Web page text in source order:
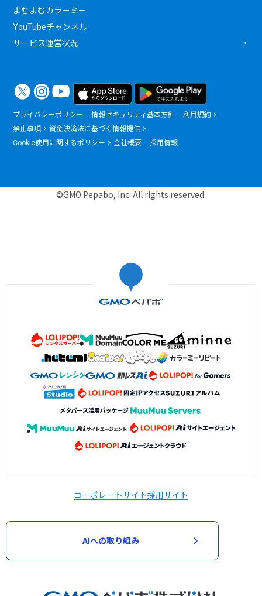
よむよむカラーミー
YouTubeチャンネル
サービス運営状況
プライバシーポリシー 情報セキュリティ基本方針
利用規約
禁止事項
資金決済法に基づく情報提供
Cookie使用に関するポリシー
会社概要 採用情報
©GMO Pepabo, Inc. All rights reserved.
コーポレートサイト採用サイト
AIへの取り組み